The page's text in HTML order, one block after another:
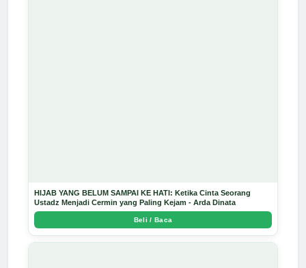
HIJAB YANG BELUM SAMPAI KE HATI: Ketika Cinta Seorang
Ustadz Menjadi Cermin yang Paling Kejam - Arda Dinata
Beli / Baca